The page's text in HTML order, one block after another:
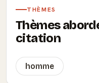
THÈMES
Thèmes
citation
homme